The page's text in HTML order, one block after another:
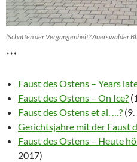
(Schatten der Vergangenheit? Auerswalder
***
Faust des Ostens – Years
Faust des Ostens – On Ice?
Faust des Ostens et al. …?
Gerichtsjahre mit der Faust
Faust des Ostens – Heute
2017)